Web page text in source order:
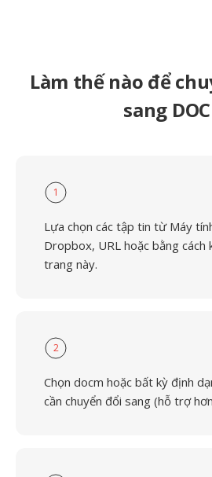
Làm thế nào để
sang
1
Lựa chọn các tập tin từ Máy
Dropbox, URL hoặc bằng cách
trang này.
2
Chọn docm hoặc bất kỳ định
cần chuyển đổi sang (hỗ trợ